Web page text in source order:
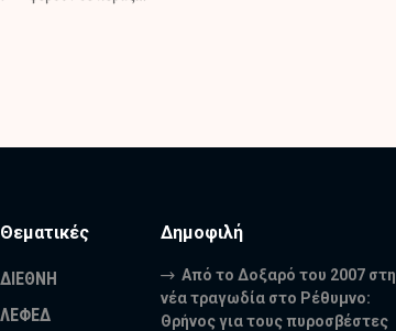
Θεματικές
ΔΙΕΘΝΗ
ΛΕΦΕΔ
Δημοφιλή
Από το Δοξαρό του 2007 στη
νέα τραγωδία στο Ρέθυμνο:
Θρήνος για τους πυροσβέστες